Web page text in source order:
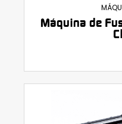
Máquina de